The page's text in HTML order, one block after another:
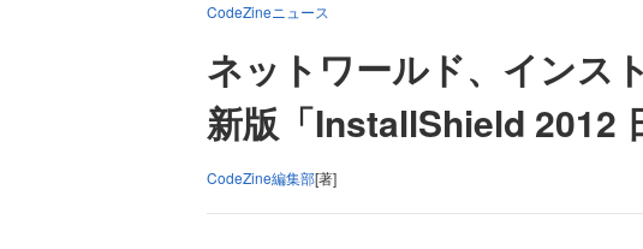
CodeZineニュース
ネットワールド、インス
新版「InstallShield 2012
CodeZine編集部[著]